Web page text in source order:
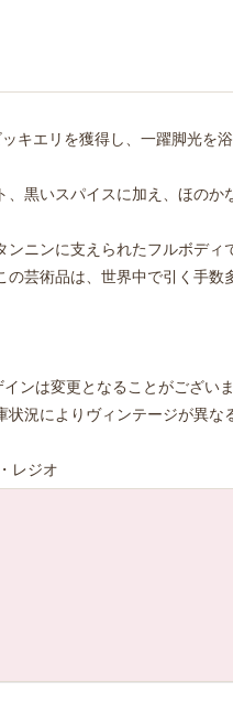
キエリを獲得し、一躍脚光を浴
黒いスパイスに加え、ほの
ニンに支えられたフルボディ
芸術品は、世界中で引く手数
ンは変更となることがございま
況によりヴィンテージが異な
レジオ